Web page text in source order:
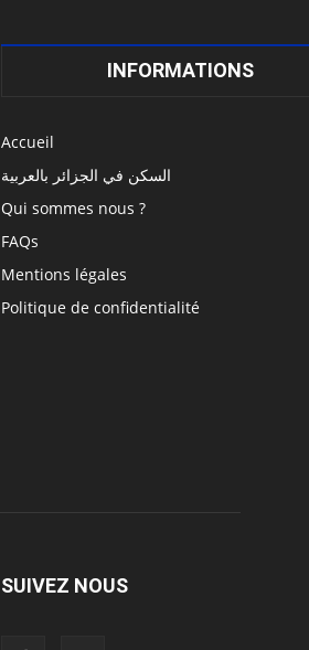
INFORMATIONS
Accueil
السكن في الجزائر بالعربية
Qui sommes nous ?
FAQs
Mentions légales
Politique de confidentialité
SUIVEZ NOUS